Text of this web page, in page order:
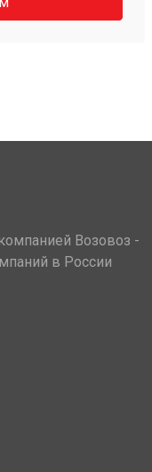
Возовоз -
в России